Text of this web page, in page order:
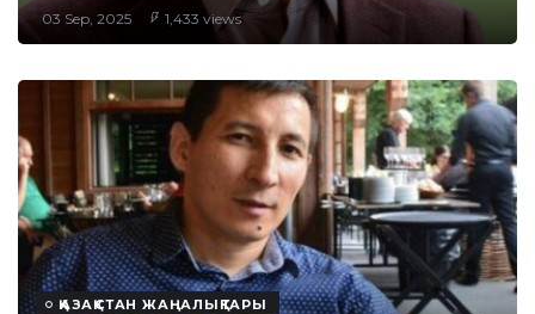
03 Sep, 2025 1,433 views
ҚАЗАҚСТАН ЖАҢАЛЫҚТАРЫ